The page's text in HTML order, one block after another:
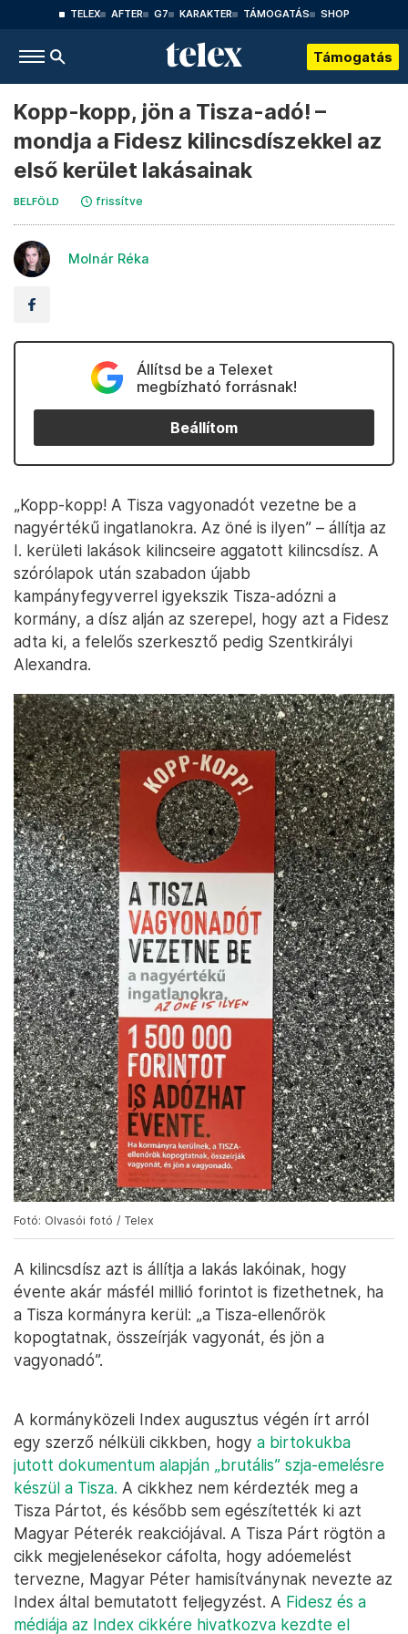
TELEX AFTER G7 KARAKTER TÁMOGATÁS SHOP
Támogatás
Kopp-kopp, jön a Tisza-adó! –
mondja a Fidesz kilincsdíszekkel az
első kerület lakásainak
BELFÖLD frissítve
Molnár Réka
Állítsd be a Telexet
megbízható forrásnak!
Beállítom
„Kopp-kopp! A Tisza vagyonadót vezetne be a
nagyértékű ingatlanokra. Az öné is ilyen” – állítja az
I. kerületi lakások kilincseire aggatott kilincsdísz. A
szórólapok után szabadon újabb
kampányfegyverrel igyekszik Tisza-adózni a
kormány, a dísz alján az szerepel, hogy azt a Fidesz
adta ki, a felelős szerkesztő pedig Szentkirályi
Alexandra.
Fotó: Olvasói fotó / Telex
A kilincsdísz azt is állítja a lakás lakóinak, hogy
évente akár másfél millió forintot is fizethetnek, ha
a Tisza kormányra kerül: „a Tisza-ellenőrök
kopogtatnak, összeírják vagyonát, és jön a
vagyonadó”.
A kormányközeli Index augusztus végén írt arról
egy szerző nélküli cikkben, hogy a birtokukba
jutott dokumentum alapján „brutális” szja-emelésre
készül a Tisza. A cikkhez nem kérdezték meg a
Tisza Pártot, és később sem egészítették ki azt
Magyar Péterék reakciójával. A Tisza Párt rögtön a
cikk megjelenésekor cáfolta, hogy adóemelést
tervezne, Magyar Péter hamisítványnak nevezte az
Index által bemutatott feljegyzést. A Fidesz és a
médiája az Index cikkére hivatkozva kezdte el